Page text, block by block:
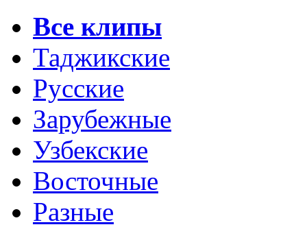
Все клипы
Таджикские
Русские
Зарубежные
Узбекские
Восточные
Разные